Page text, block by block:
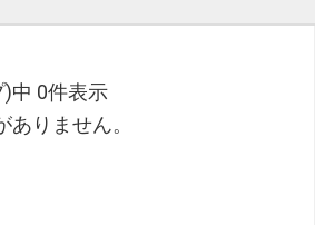
)中 0件表示
りません。